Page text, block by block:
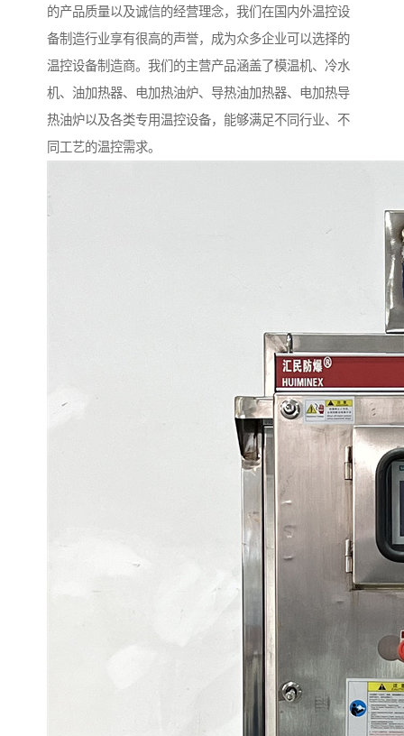
的产品质量以及诚信的经营理念，我们在国内外温控设
备制造行业享有很高的声誉，成为众多企业可以选择的
温控设备制造商。我们的主营产品涵盖了模温机、冷水
机、油加热器、电加热油炉、导热油加热器、电加热导
热油炉以及各类专用温控设备，能够满足不同行业、不
同工艺的温控需求。